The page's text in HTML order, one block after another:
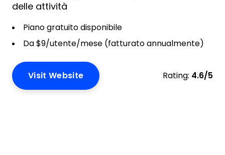
delle attività
Piano gratuito disponibile
Da $9/utente/mese (fatturato annualmente)
Visit Website Rating: 4.6/5